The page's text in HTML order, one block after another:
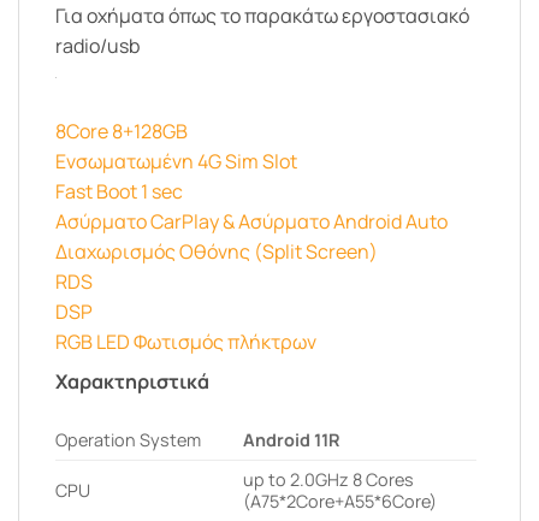
Για οχήματα όπως το παρακάτω εργοστασιακό
radio/usb
8Core 8+128GB
Ενσωματωμένη 4G Sim Slot
Fast Boot 1 sec
Ασύρματο CarPlay & Ασύρματο Android Auto
Διαχωρισμός Οθόνης (Split Screen)
RDS
DSP
RGB LED Φωτισμός πλήκτρων
Χαρακτηριστικά
Operation System Android 11R
CPU
up to 2.0GHz 8 Cores
(A75*2Core+A55*6Core)